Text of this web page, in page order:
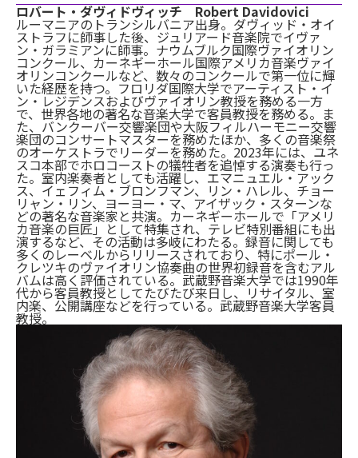
ロバート・ダヴィドヴィッチ Robert Davidovici
ルーマニアのトランシルバニア出身。ダヴィッド・オイ
ストラフに師事した後、ジュリアード音楽院でイヴァ
ン・ガラミアンに師事。ナウムブルク国際ヴァイオリン
コンクール、カーネギーホール国際アメリカ音楽ヴァイ
オリンコンクールなど、数々のコンクールで第一位に輝
いた経歴を持つ。フロリダ国際大学でアーティスト・イ
ン・レジデンスおよびヴァイオリン教授を務める一方
で、世界各地の著名な音楽大学で客員教授を務める。ま
た、バンクーバー交響楽団や大阪フィルハーモニー交響
楽団のコンサートマスターを務めたほか、多くの音楽祭
のオーケストラでリーダーを務めた。2023年には、ユネ
スコ本部でホロコーストの犠牲者を追悼する演奏も行っ
た。室内楽奏者としても活躍し、エマニュエル・アック
ス、イェフィム・ブロンフマン、リン・ハレル、チョー
リャン・リン、ヨーヨー・マ、アイザック・スターンな
どの著名な音楽家と共演。カーネギーホールで「アメリ
カ音楽の巨匠」として特集され、テレビ特別番組にも出
演するなど、その活動は多岐にわたる。録音に関しても
多くのレーベルからリリースされており、特にポール・
クレツキのヴァイオリン協奏曲の世界初録音を含むアル
バムは高く評価されている。武蔵野音楽大学では1990年
代から客員教授としてたびたび来日し、リサイタル、室
内楽、公開講座などを行っている。武蔵野音楽大学客員
教授。